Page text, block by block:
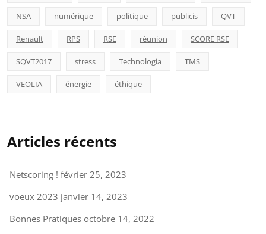
NSA numérique politique publicis QVT
Renault RPS RSE réunion SCORE RSE
SQVT2017 stress Technologia TMS
VEOLIA énergie éthique
Articles récents
Netscoring ! février 25, 2023
voeux 2023 janvier 14, 2023
Bonnes Pratiques octobre 14, 2022